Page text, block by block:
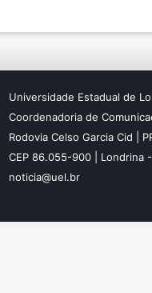
Universidade Estadual de
Coordenadoria de
Rodovia Celso Garcia Cid |
CEP 86.055-900 | Londrina -
noticia@uel.br